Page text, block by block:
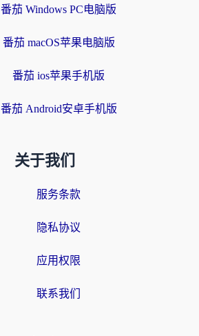
番茄 Windows PC电脑版
番茄 macOS苹果电脑版
番茄 ios苹果手机版
番茄 Android安卓手机版
关于我们
服务条款
隐私协议
应用权限
联系我们